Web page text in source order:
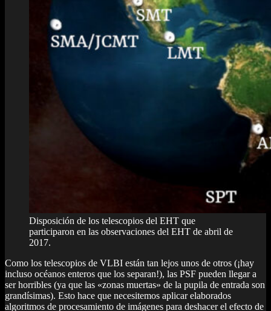
Disposición de los telescopios del EHT que
participaron en las observaciones del EHT de abril de
2017.
Como los telescopios de VLBI están tan lejos unos de otros (¡hay
incluso océanos enteros que los separan!), las PSF pueden llegar a
ser horribles (ya que las «zonas muertas» de la pupila de entrada son
grandísimas). Esto hace que necesitemos aplicar elaborados
algoritmos de procesamiento de imágenes para deshacer el efecto de